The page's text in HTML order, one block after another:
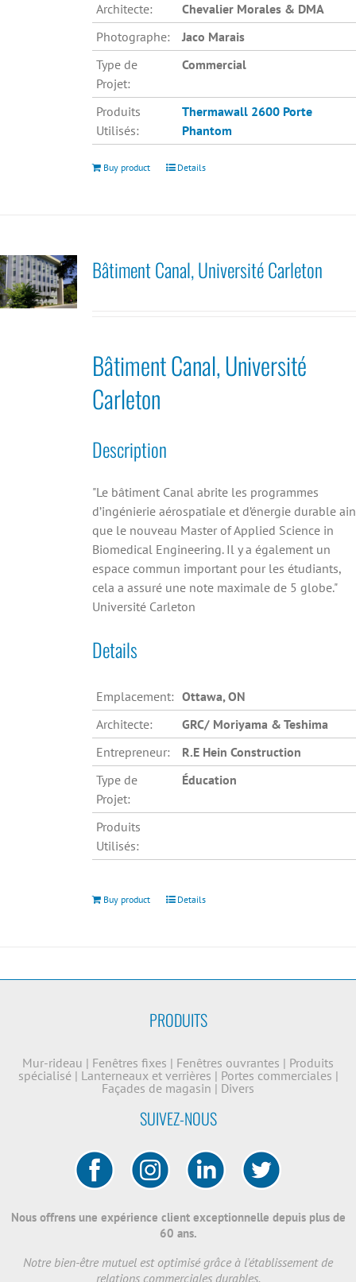
Architecte:
Chevalier Morales & DMA
Photographe:
Jaco Marais
Type de
Projet:
Commercial
Produits
Utilisés:
Thermawall 2600 Porte
Phantom
Buy product Details
Bâtiment Canal, Université Carleton
Bâtiment Canal, Université
Carleton
Description
"Le bâtiment Canal abrite les programmes
d’ingénierie aérospatiale et d’énergie durable
que le nouveau Master of Applied Science in
Biomedical Engineering. Il y a également un
espace commun important pour les étudiants,
cela a assuré une note maximale de 5 globe."
Université Carleton
Details
Emplacement: Ottawa, ON
Architecte:
GRC/ Moriyama & Teshima
Entrepreneur:
R.E Hein Construction
Type de
Projet:
Éducation
Produits
Utilisés:
Buy product Details
PRODUITS
Mur-rideau | Fenêtres fixes | Fenêtres ouvrantes | Produits
spécialisé | Lanterneaux et verrières | Portes commerciales |
Façades de magasin | Divers
SUIVEZ-NOUS
Nous offrens une expérience client exceptionnelle depuis plus de
60 ans.
Notre bien-être mutuel est optimisé grâce à l'établissement de
relations commerciales durables.